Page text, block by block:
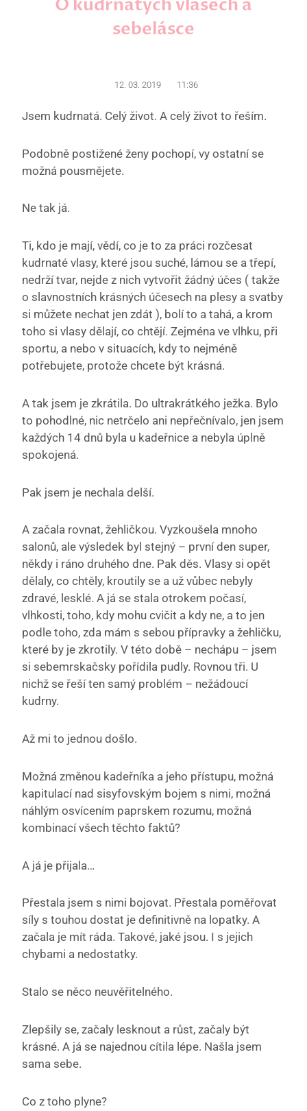
O kudrnatých vlasech a
sebelásce
12. 03. 2019 11:36
Jsem kudrnatá. Celý život. A celý život to řeším.
Podobně postižené ženy pochopí, vy ostatní se
možná pousmějete.
Ne tak já.
Ti, kdo je mají, vědí, co je to za práci rozčesat
kudrnaté vlasy, které jsou suché, lámou se a třepí,
nedrží tvar, nejde z nich vytvořit žádný účes ( takže
o slavnostních krásných účesech na plesy a svatby
si můžete nechat jen zdát ), bolí to a tahá, a krom
toho si vlasy dělají, co chtějí. Zejména ve vlhku, při
sportu, a nebo v situacích, kdy to nejméně
potřebujete, protože chcete být krásná.
A tak jsem je zkrátila. Do ultrakrátkého ježka. Bylo
to pohodlné, nic netrčelo ani nepřečnívalo, jen jsem
každých 14 dnů byla u kadeřnice a nebyla úplně
spokojená.
Pak jsem je nechala delší.
A začala rovnat, žehličkou. Vyzkoušela mnoho
salonů, ale výsledek byl stejný – první den super,
někdy i ráno druhého dne. Pak děs. Vlasy si opět
dělaly, co chtěly, kroutily se a už vůbec nebyly
zdravé, lesklé. A já se stala otrokem počasí,
vlhkosti, toho, kdy mohu cvičit a kdy ne, a to jen
podle toho, zda mám s sebou přípravky a žehličku,
které by je zkrotily. V této době – nechápu – jsem
si sebemrskačsky pořídila pudly. Rovnou tři. U
nichž se řeší ten samý problém – nežádoucí
kudrny.
Až mi to jednou došlo.
Možná změnou kadeřníka a jeho přístupu, možná
kapitulací nad sisyfovským bojem s nimi, možná
náhlým osvícením paprskem rozumu, možná
kombinací všech těchto faktů?
A já je přijala…
Přestala jsem s nimi bojovat. Přestala poměřovat
síly s touhou dostat je definitivně na lopatky. A
začala je mít ráda. Takové, jaké jsou. I s jejich
chybami a nedostatky.
Stalo se něco neuvěřitelného.
Zlepšily se, začaly lesknout a růst, začaly být
krásné. A já se najednou cítila lépe. Našla jsem
sama sebe.
Co z toho plyne?